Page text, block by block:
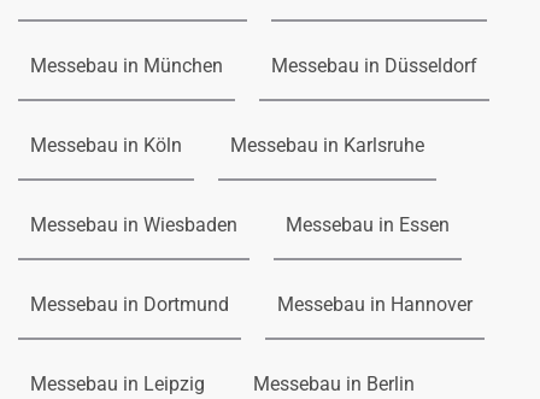
Messebau in München Messebau in Düsseldorf
Messebau in Köln Messebau in Karlsruhe
Messebau in Wiesbaden Messebau in Essen
Messebau in Dortmund Messebau in Hannover
Messebau in Leipzig Messebau in Berlin